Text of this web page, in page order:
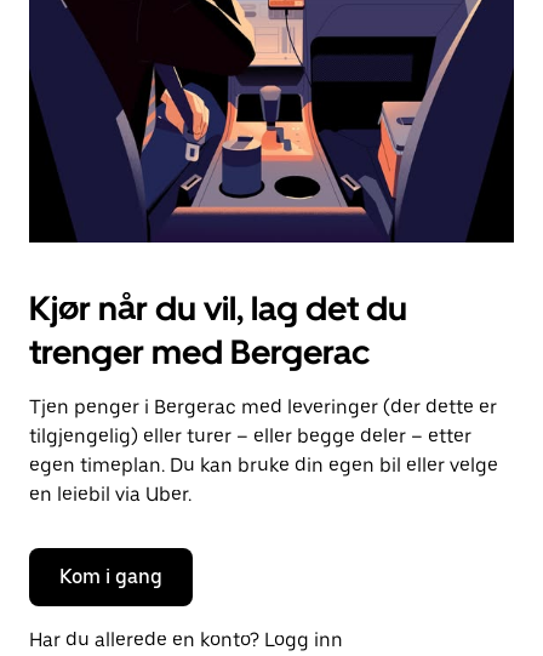
kalenderen.
Kjør når du vil, lag det du
trenger med Bergerac
Tjen penger i Bergerac med leveringer (der dette er
tilgjengelig) eller turer – eller begge deler – etter
egen timeplan. Du kan bruke din egen bil eller velge
en leiebil via Uber.
Kom i gang
Har du allerede en konto? Logg inn